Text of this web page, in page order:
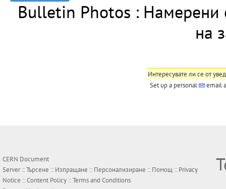
Bulletin Photos : Намерени
на
Интересувате ли се от
Set up a personal
email
CERN Document
Server ::Търсене :: Изпращане :: Персонализиране :: Помощ :: Privacy
Notice ::Content Policy ::Terms and Conditions